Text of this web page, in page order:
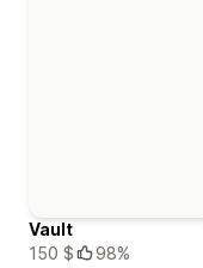
Vault
150 $
98%